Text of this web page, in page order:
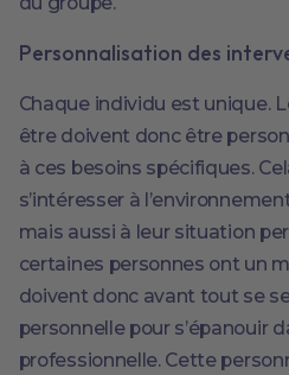
Personnalisation des
Chaque individu est unique.
être doivent donc être
à ces besoins spécifiques.
s’intéresser à
mais aussi à leur situation
certaines personnes ont un
doivent donc avant tout se
personnelle pour s’épanouir
professionnelle. Cette